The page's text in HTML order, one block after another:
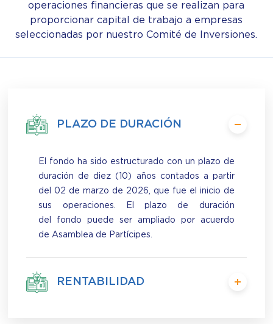
operaciones financieras que se realizan para
proporcionar capital de trabajo a empresas
seleccionadas por nuestro Comité de Inversiones.
PLAZO DE DURACIÓN
El fondo ha sido estructurado con un plazo de
duración de diez (10) años contados a partir
del 02 de marzo de 2026, que fue el inicio de
sus operaciones. El plazo de duración
del fondo puede ser ampliado por acuerdo
de Asamblea de Partícipes.
RENTABILIDAD